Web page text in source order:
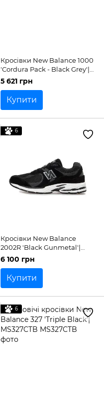
Кросівки New Balance 1000
'Cordura Pack - Black Grey'|
M1000NBB
5 621 грн
Купити
6
Кросівки New Balance
2002R 'Black Gunmetal'|
M2002RBK
6 100 грн
Купити
6